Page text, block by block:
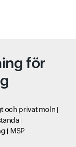
för
och privat moln
MSP